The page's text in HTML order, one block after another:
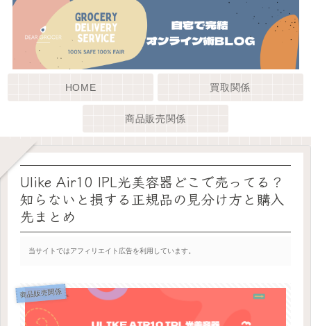
HOME 買取関係
商品販売関係
Ulike Air10 IPL光美容器どこで売ってる？
知らないと損する正規品の見分け方と購入
先まとめ
当サイトではアフィリエイト広告を利用しています。
商品販売関係